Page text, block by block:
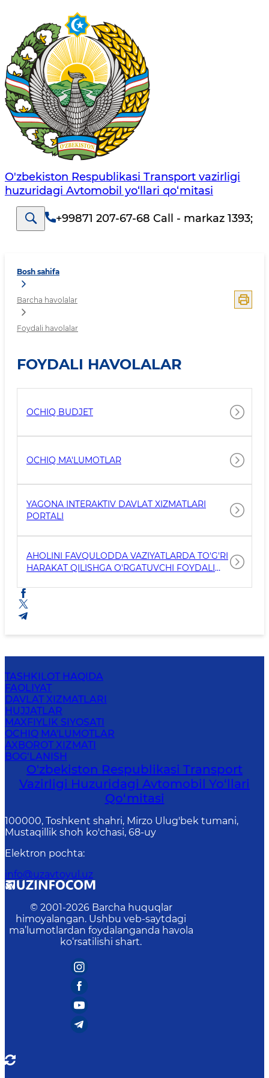
O'zbekiston Respublikasi Transport vazirligi
huzuridagi Avtomobil yo‘llari qo‘mitasi
+99871 207-67-68 Call - markaz 1393;
Bosh sahifa
Barcha havolalar
Foydali havolalar
FOYDALI HAVOLALAR
OCHIQ BUDJET
OCHIQ MA'LUMOTLAR
YAGONA INTERAKTIV DAVLAT XIZMATLARI
PORTALI
AHOLINI FAVQULODDA VAZIYATLARDA TO'G'RI
HARAKAT QILISHGA O'RGATUVCHI FOYDALI
TASHKILOT HAQIDA
FAOLIYAT
DAVLAT XIZMATLARI
HUJJATLAR
MAXFIYLIK SIYOSATI
OCHIQ MA'LUMOTLAR
AXBOROT XIZMATI
BOG‘LANISH
O'zbekiston Respublikasi Transport
Vazirligi Huzuridagi Avtomobil Yo‘llari
Qo‘mitasi
100000, Toshkent shahri, Mirzo Ulug'bek tumani,
Mustaqillik shoh ko'chasi, 68-uy
Elektron pochta:
info@uzavtoyul.uz
© 2001-2026 Barcha huquqlar
himoyalangan. Ushbu veb-saytdagi
ma’lumotlardan foydalanganda havola
ko‘rsatilishi shart.